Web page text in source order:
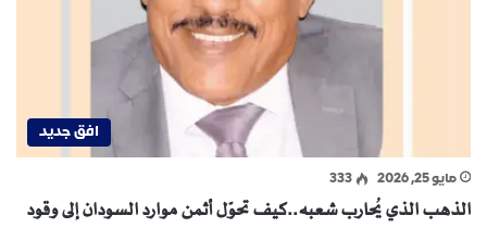
افق جديد
مايو 25, 2026 333
الذهب الذي يُحارب شعبه..كيف تحوّل أثمن موارد السودان إلى وقود